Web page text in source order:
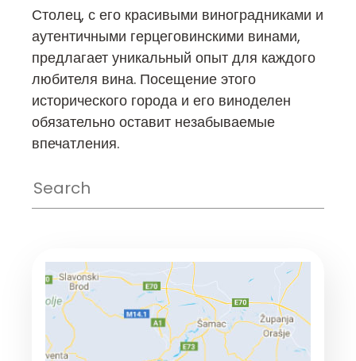
Столец, с его красивыми виноградниками и
аутентичными герцеговинскими винами,
предлагает уникальный опыт для каждого
любителя вина. Посещение этого
исторического города и его виноделен
обязательно оставит незабываемые
впечатления.